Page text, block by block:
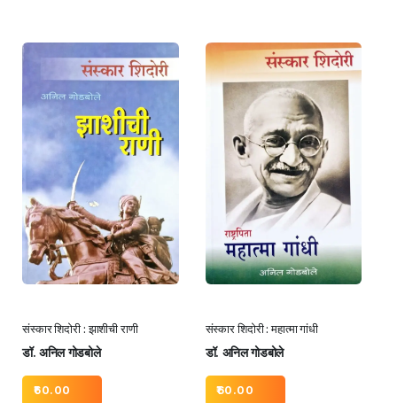
संस्कार शिदोरी : झाशीची राणी
डॉ. अनिल गोडबोले
60.00
संस्कार शिदोरी : महात्मा गांधी
डॉ. अनिल गोडबोले
60.00